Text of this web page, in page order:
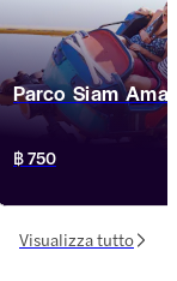
Parco Siam
parchi acquatici al
piscina a onde e il
le famiglie, con
฿ 750
Visualizza tutto